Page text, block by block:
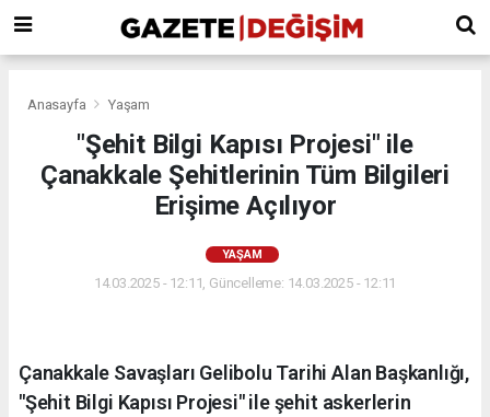
Anasayfa Yaşam
"Şehit Bilgi Kapısı Projesi" ile
Çanakkale Şehitlerinin Tüm Bilgileri
Erişime Açılıyor
YAŞAM
14.03.2025 - 12:11, Güncelleme: 14.03.2025 - 12:11
Çanakkale Savaşları Gelibolu Tarihi Alan Başkanlığı,
"Şehit Bilgi Kapısı Projesi" ile şehit askerlerin